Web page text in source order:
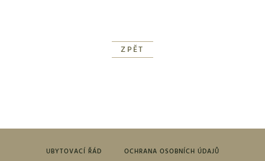
ZPĚT
UBYTOVACÍ ŘÁD OCHRANA OSOBNÍCH ÚDAJŮ